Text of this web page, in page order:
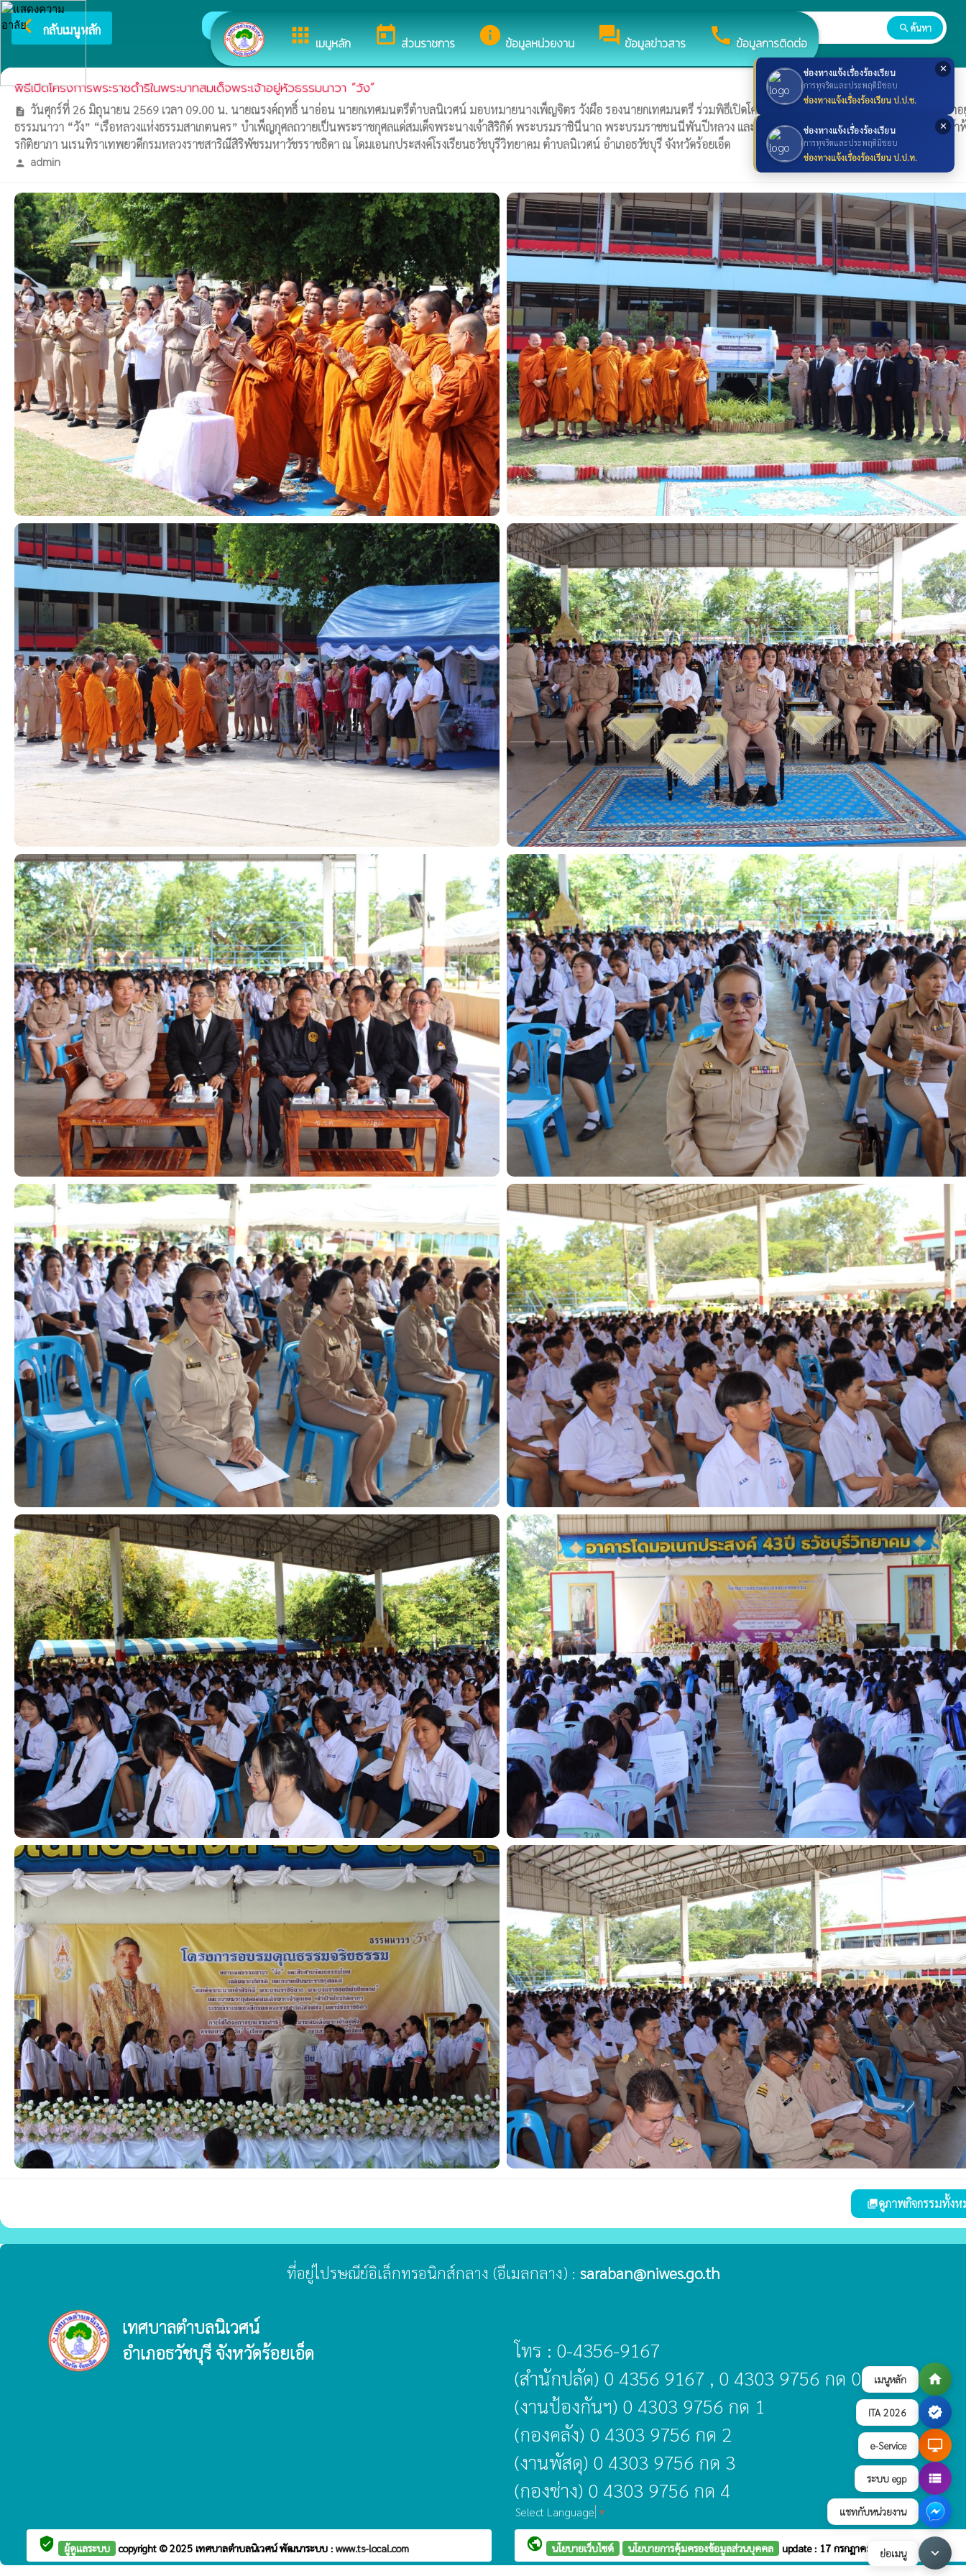
เมนูหลัก home
ITA 2026 verified
e-Service desktop_windows
ระบบ egp view_list
แชทกับหน่วยงาน
ย่อเมนู keyboard_arrow_down
✕
ช่องทางแจ้งเรื่องร้องเรียน
การทุจริตและประพฤติมิชอบ
ช่องทางแจ้งเรื่องร้องเรียน ป.ป.ช.
✕
ช่องทางแจ้งเรื่องร้องเรียน
การทุจริตและประพฤติมิชอบ
ช่องทางแจ้งเรื่องร้องเรียน ป.ป.ท.
apps เมนูหลัก today ส่วนราชการ infoข้อมูลหน่วยงาน forumข้อมูลข่าวสาร call ข้อมูลการติดต่อ
arrow_back_ios กลับเมนูหลัก ยินดีต้อนรับสู่เว็บไซต์ของ เทศบาลตำบลนิเวศน์ search ค้นหา
พิธีเปิดโครงการพระราชดำริในพระบาทสมเด็จพระเจ้าอยู่หัวธรรมนาวา “วัง”
description วันศุกร์ที่ 26 มิถุนายน 2569 เวลา 09.00 น. นายณรงค์ฤทธิ์ นาอ่อน นายกเทศมนตรีตำบลนิเวศน์ มอบหมายนางเพ็ญจิตร วังผือ รองนายกเทศมนตรี ร่วมพิธีเปิดโครงการพระราชดำริในพระบาทสมเด็จพระเจ้า
ธรรมนาวา “วัง” “เรือหลวงแห่งธรรมสาเกตนคร” บำเพ็ญกุศลถวายเป็นพระราชกุศลแด่สมเด็จพระนางเจ้าสิริกิต์ พระบรมราชินีนาถ พระบรมราชชนนีพันปีหลวง และถวายพระราชกุสลแด่ สมเด็จพระเจ้าลูกเธอ เจ้
รกิติยาภา นเรนทิราเทพยวดีกรมหลวงราชสาริณีสิริพัชรมหาวัชรราชธิดา ณ โดมเอนกประสงค์โรงเรียนธวัชบุรีวิทยาคม ตำบลนิเวศน์ อำเภอธวัชบุรี จังหวัดร้อยเอ็ด
person admin
collectionsดูภาพกิจกรรมทั้งห
ที่อยู่ไปรษณีย์อิเล็กทรอนิกส์กลาง (อีเมลกลาง) : saraban@niwes.go.th
เทศบาลตำบลนิเวศน์
อำเภอธวัชบุรี จังหวัดร้อยเอ็ด
โทร : 0-4356-9167
(สำนักปลัด) 0 4356 9167 , 0 4303 9756 กด 0
(งานป้องกันฯ) 0 4303 9756 กด 1
(กองคลัง) 0 4303 9756 กด 2
(งานพัสดุ) 0 4303 9756 กด 3
(กองช่าง) 0 4303 9756 กด 4
Select Language ▼
verified_user ผู้ดูแลระบบ copyright © 2025 เทศบาลตำบลนิเวศน์พัฒนาระบบ : www.ts-local.com public นโยบายเว็บไซต์ นโยบายการคุ้มครองข้อมูลส่วนบุคคล update : 17 กรกฎาคม 2569